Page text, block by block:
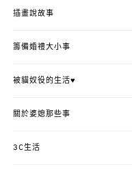
插畫說故事
籌備婚禮大小事
被貓奴役的生活♥
關於婆媳那些事
3C生活